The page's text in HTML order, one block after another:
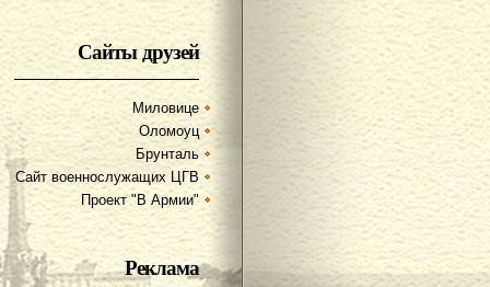
Сайты друзей
Миловице
Оломоуц
Брунталь
Сайт военнослужащих ЦГВ
Проект "В Армии"
Реклама